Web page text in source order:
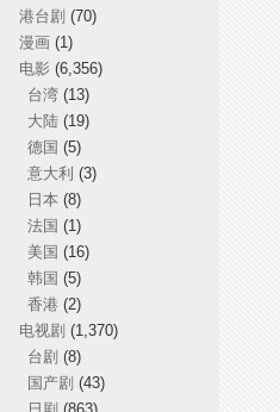
港台剧 (70)
漫画 (1)
电影 (6,356)
台湾(13)
大陆(19)
德国 (5)
意大利 (3)
日本 (8)
法国 (1)
美国 (16)
韩国 (5)
香港 (2)
电视剧 (1,370)
台剧 (8)
国产剧 (43)